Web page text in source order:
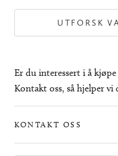
UTFORSK
Er du interessert i å
Kontakt oss, så hjelper vi
KONTAKT OSS